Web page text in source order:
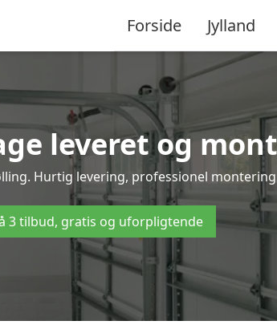
Forside Jylland
leveret og
Hurtig levering, professionel
3 tilbud, gratis og uforpligtende